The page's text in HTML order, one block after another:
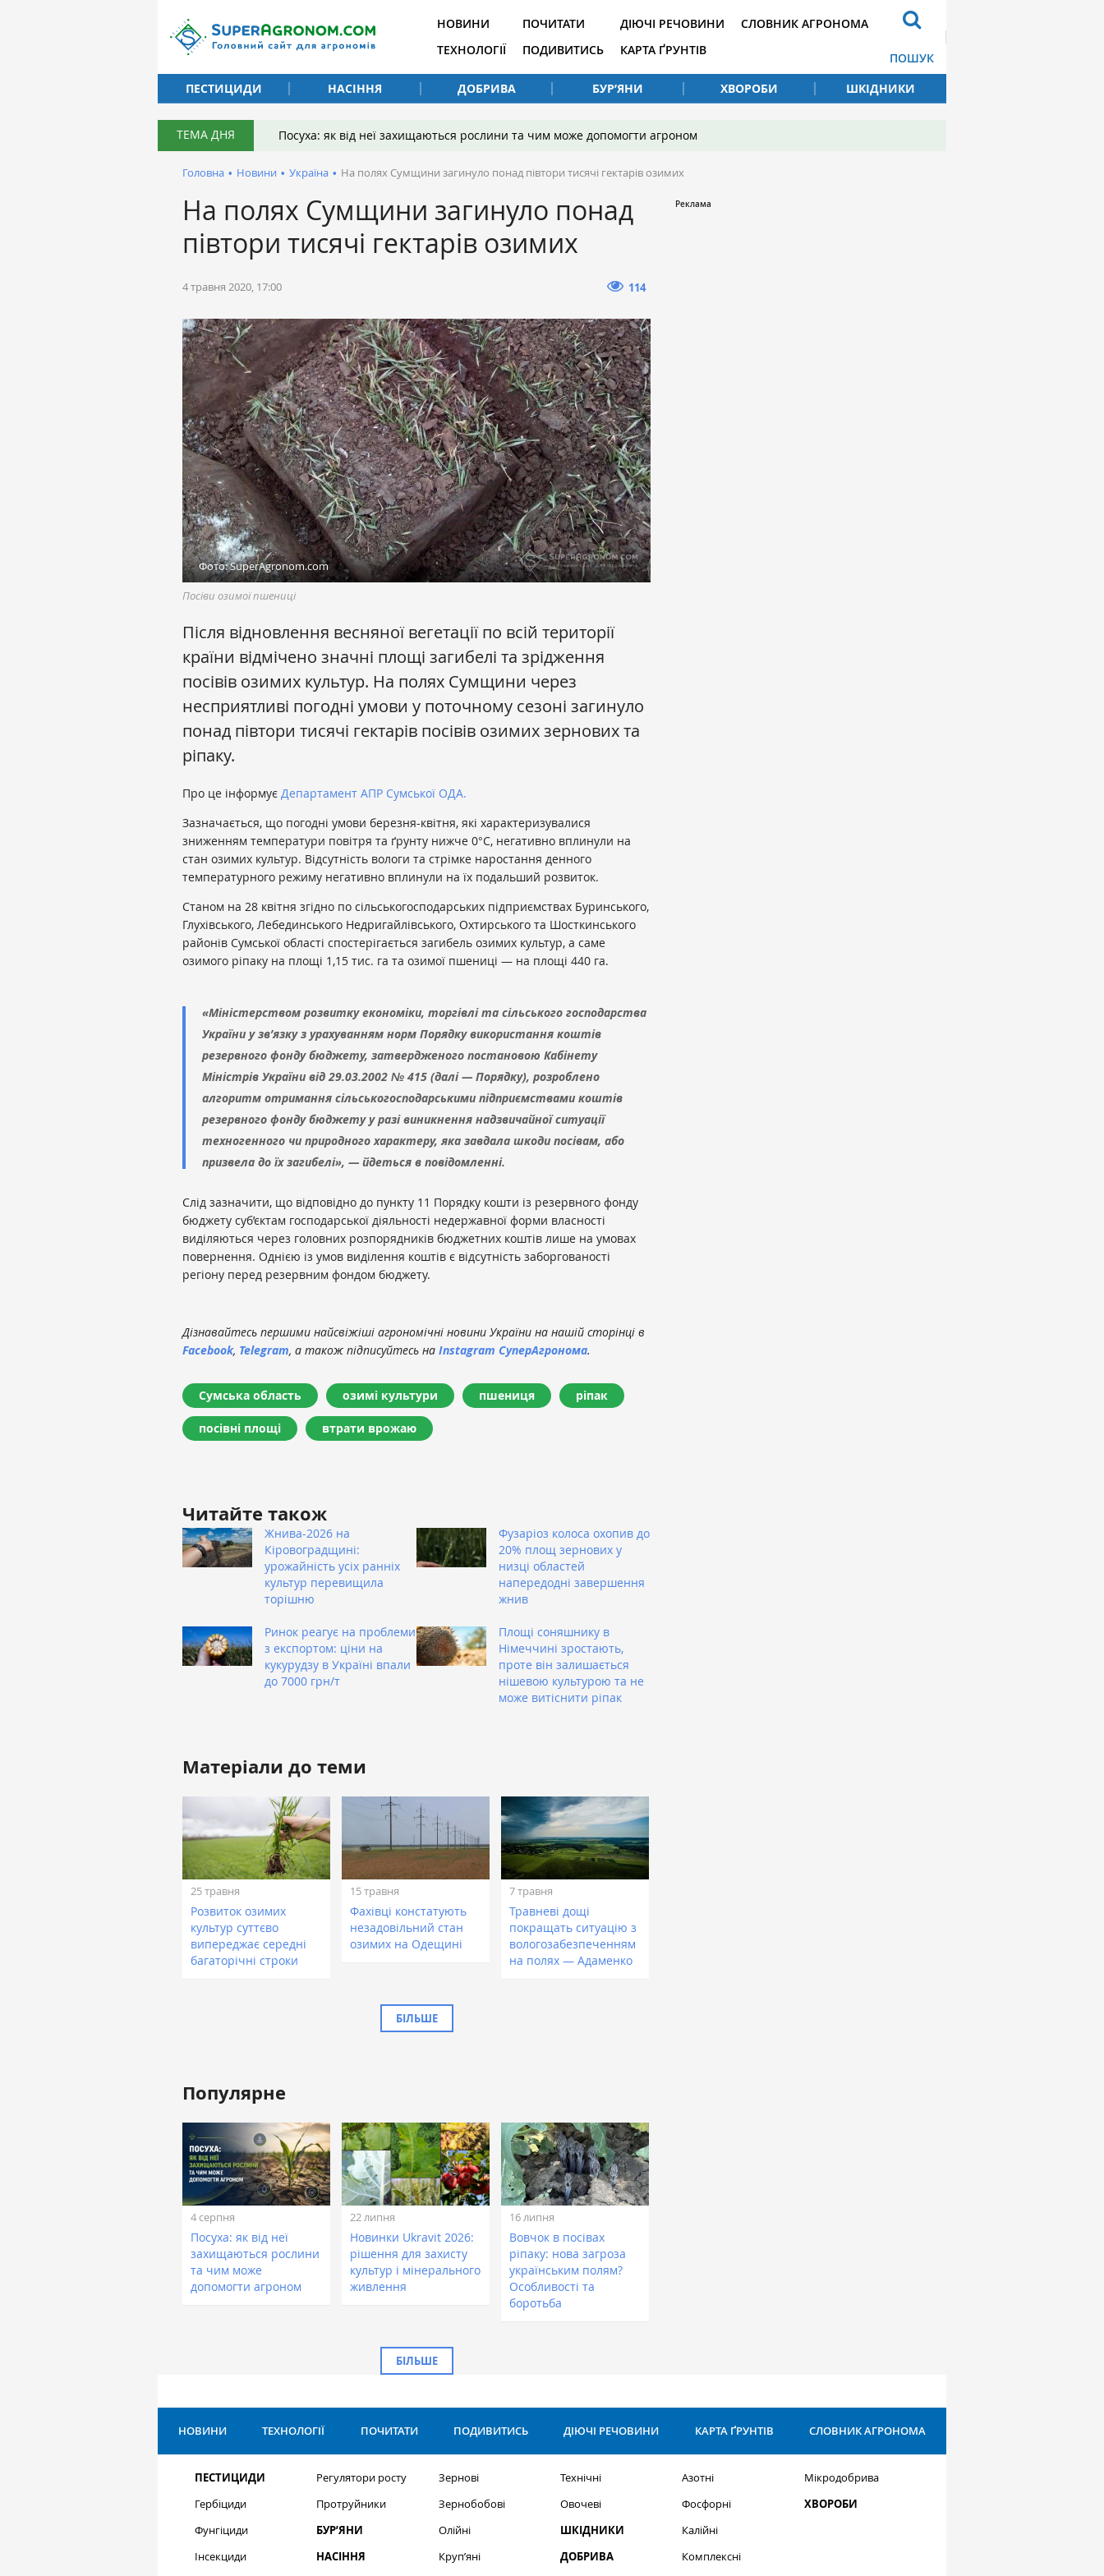
НОВИНИ
ТЕХНОЛОГІЇ
ПОЧИТАТИ
ПОДИВИТИСЬ
ДІЮЧІ РЕЧОВИНИ
КАРТА ҐРУНТІВ
СЛОВНИК АГРОНОМА
ПОШУК
ПЕСТИЦИДИ
НАСІННЯ ДОБРИВА БУР’ЯНИ ХВОРОБИ ШКІДНИКИ
ТЕМА ДНЯ Посуха: як від неї захищаються рослини та чим може допомогти агроном
Головна • Новини • Україна • На полях Сумщини загинуло понад півтори тисячі гектарів озимих
На полях Сумщини загинуло понад
півтори тисячі гектарів озимих
4 травня 2020, 17:00 114
Фото: SuperAgronom.com
Посіви озимої пшениці
Після відновлення весняної вегетації по всій території
країни відмічено значні площі загибелі та зрідження
посівів озимих культур. На полях Сумщини через
несприятливі погодні умови у поточному сезоні загинуло
понад півтори тисячі гектарів посівів озимих зернових та
ріпаку.
Про це інформує Департамент АПР Сумської ОДА.
Зазначається, що погодні умови березня-квітня, які характеризувалися
зниженням температури повітря та ґрунту нижче 0°С, негативно вплинули на
стан озимих культур. Відсутність вологи та стрімке наростання денного
температурного режиму негативно вплинули на їх подальший розвиток.
Станом на 28 квітня згідно по сільськогосподарських підприємствах Буринського,
Глухівського, Лебединського Недригайлівського, Охтирського та Шосткинського
районів Сумської області спостерігається загибель озимих культур, а саме
озимого ріпаку на площі 1,15 тис. га та озимої пшениці — на площі 440 га.
«Міністерством розвитку економіки, торгівлі та сільського господарства
України у зв’язку з урахуванням норм Порядку використання коштів
резервного фонду бюджету, затвердженого постановою Кабінету
Міністрів України від 29.03.2002 № 415 (далі — Порядку), розроблено
алгоритм отримання сільськогосподарськими підприємствами коштів
резервного фонду бюджету у разі виникнення надзвичайної ситуації
техногенного чи природного характеру, яка завдала шкоди посівам, або
призвела до їх загибелі», — йдеться в повідомленні.
Слід зазначити, що відповідно до пункту 11 Порядку кошти із резервного фонду
бюджету суб’єктам господарської діяльності недержавної форми власності
виділяються через головних розпорядників бюджетних коштів лише на умовах
повернення. Однією із умов виділення коштів є відсутність заборгованості
регіону перед резервним фондом бюджету.
Дізнавайтесь першими найсвіжіші агрономічні новини України на нашій сторінці в
Facebook, Telegram, а також підписуйтесь на Instagram СуперАгронома.
Сумська область озимі культури пшениця ріпак
посівні площі втрати врожаю
Читайте також
Жнива-2026 на
Кіровоградщині:
урожайність усіх ранніх
культур перевищила
торішню
Фузаріоз колоса охопив до
20% площ зернових у
низці областей
напередодні завершення
жнив
Ринок реагує на проблеми
з експортом: ціни на
кукурудзу в Україні впали
до 7000 грн/т
Площі соняшнику в
Німеччині зростають,
проте він залишається
нішевою культурою та не
може витіснити ріпак
Матеріали до теми
25 травня
Розвиток озимих
культур суттєво
випереджає середні
багаторічні строки
15 травня
Фахівці констатують
незадовільний стан
озимих на Одещині
7 травня
Травневі дощі
покращать ситуацію з
вологозабезпеченням
на полях — Адаменко
БІЛЬШЕ
Популярне
4 серпня
Посуха: як від неї
захищаються рослини
та чим може
допомогти агроном
22 липня
Новинки Ukravit 2026:
рішення для захисту
культур і мінерального
живлення
16 липня
Вовчок в посівах
ріпаку: нова загроза
українським полям?
Особливості та
боротьба
БІЛЬШЕ
НОВИНИ ТЕХНОЛОГІЇ ПОЧИТАТИ ПОДИВИТИСЬ ДІЮЧІ РЕЧОВИНИ КАРТА ҐРУНТІВ СЛОВНИК АГРОНОМА
ПЕСТИЦИДИ
Гербіциди
Фунгіциди
Інсекциди
Регулятори росту
Протруйники
БУР’ЯНИ
НАСІННЯ
Зернові
Зернобобові
Олійні
Круп’яні
Технічні
Овочеві
ШКІДНИКИ
ДОБРИВА
Азотні
Фосфорні
Калійні
Комплексні
Мікродобрива
ХВОРОБИ